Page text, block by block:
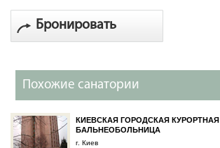
Бронировать
Похожие санатории
КИЕВСКАЯ ГОРОДСКАЯ КУРОРТНАЯ
БАЛЬНЕОБОЛЬНИЦА
г. Киев